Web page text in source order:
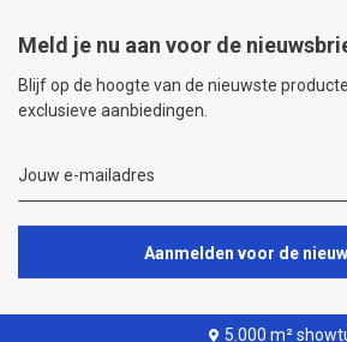
Meld je nu aan voor de
Blijf op de hoogte van de nieuwste
exclusieve aanbiedingen.
Aanmelden voor de
5.000 m²